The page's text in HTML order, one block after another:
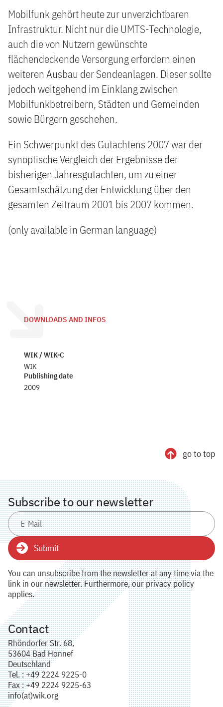
Mobilfunk gehört heute zur unverzichtbaren
Infrastruktur. Nicht nur die UMTS-Technologie,
auch die von Nutzern gewünschte
flächendeckende Versorgung erfordern einen
weiteren Ausbau der Sendeanlagen. Dieser sollte
jedoch weitgehend im Einklang zwischen
Mobilfunkbetreibern, Städten und Gemeinden
sowie Bürgern geschehen.
Ein Schwerpunkt des Gutachtens 2007 war der
synoptische Vergleich der Ergebnisse der
bisherigen Jahresgutachten, um zu einer
Gesamtschätzung der Entwicklung über den
gesamten Zeitraum 2001 bis 2007 kommen.
(only available in German language)
DOWNLOADS AND INFOS
WIK / WIK-C
WIK
Publishing date
2009
go to top
Subscribe to our newsletter
Submit
You can unsubscribe from the newsletter at any time via the
link in our newsletter. Furthermore, our privacy policy
applies.
Contact
Rhöndorfer Str. 68,
53604 Bad Honnef
Deutschland
Tel. : +49 2224 9225-0
Fax : +49 2224 9225-63
info(at)wik.org